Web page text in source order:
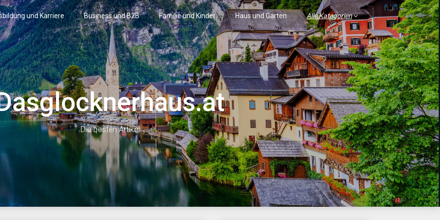
und Karriere Business und B2B Familie und Kinder Haus und Garten Alle Kategorien
Die besten Artikel